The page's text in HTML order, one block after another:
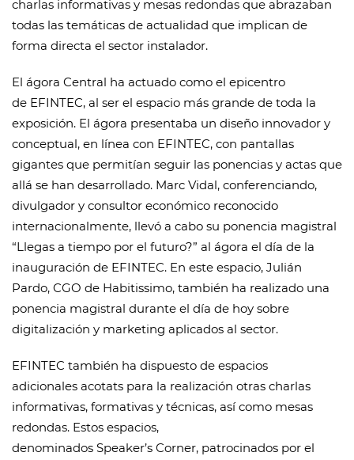
charlas informativas y mesas redondas que abrazaban
todas las temáticas de actualidad que implican de
forma directa el sector instalador.
El ágora Central ha actuado como el epicentro
de EFINTEC, al ser el espacio más grande de toda la
exposición. El ágora presentaba un diseño innovador y
conceptual, en línea con EFINTEC, con pantallas
gigantes que permitían seguir las ponencias y actas que
allá se han desarrollado. Marc Vidal, conferenciando,
divulgador y consultor económico reconocido
internacionalmente, llevó a cabo su ponencia magistral
“Llegas a tiempo por el futuro?” al ágora el día de la
inauguración de EFINTEC. En este espacio, Julián
Pardo, CGO de Habitissimo, también ha realizado una
ponencia magistral durante el día de hoy sobre
digitalización y marketing aplicados al sector.
EFINTEC también ha dispuesto de espacios
adicionales acotats para la realización otras charlas
informativas, formativas y técnicas, así como mesas
redondas. Estos espacios,
denominados Speaker’s Corner, patrocinados por el